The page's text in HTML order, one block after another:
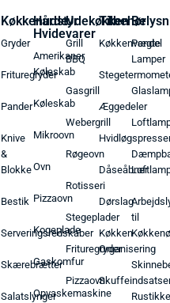
Køkkenudstyr
Gryder
Frituregryder
Pander
Knive
&
Blokke
Bestik
Serveringsredskaber
Skærebrætter
Salatslynger
Hårde
Hvidevarer
Amerikaner
Køleskab
Køleskab
Mikroovn
Ovn
Pizzaovn
Kogeplade
Gaskomfur
Opvaskemaskine
Udekøkken
Grill
BBQ
Gasgrill
Webergrill
Røgeovn
Rotisseri
Stegeplader
Frituregryder
Pizzaovn
Tilbehør
Køkkenvægte
Æggedeler
Dåseåbner
Dørslag
Køkken
Organisering
Pendel
Lamper
til
Rustikke